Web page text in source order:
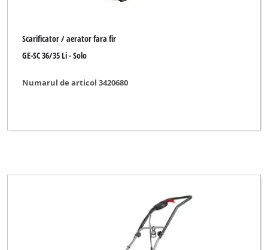
Scarificator / aerator fara fir
GE-SC 36/35 Li - Solo
Numarul de articol 3420680